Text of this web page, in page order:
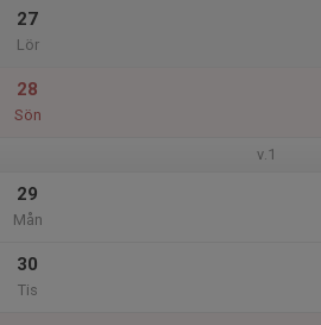
27
Lör
28
Sön
v.1
29
Mån
30
Tis